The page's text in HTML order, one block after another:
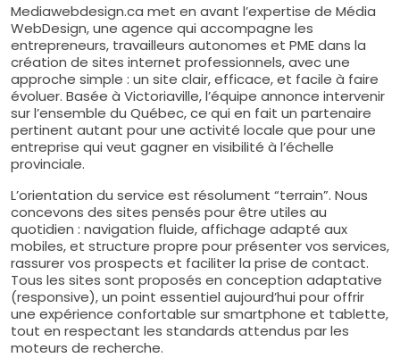
Mediawebdesign.ca met en avant l’expertise de Média
WebDesign, une agence qui accompagne les
entrepreneurs, travailleurs autonomes et PME dans la
création de sites internet professionnels, avec une
approche simple : un site clair, efficace, et facile à faire
évoluer. Basée à Victoriaville, l’équipe annonce intervenir
sur l’ensemble du Québec, ce qui en fait un partenaire
pertinent autant pour une activité locale que pour une
entreprise qui veut gagner en visibilité à l’échelle
provinciale.
L’orientation du service est résolument “terrain”. Nous
concevons des sites pensés pour être utiles au
quotidien : navigation fluide, affichage adapté aux
mobiles, et structure propre pour présenter vos services,
rassurer vos prospects et faciliter la prise de contact.
Tous les sites sont proposés en conception adaptative
(responsive), un point essentiel aujourd’hui pour offrir
une expérience confortable sur smartphone et tablette,
tout en respectant les standards attendus par les
moteurs de recherche.